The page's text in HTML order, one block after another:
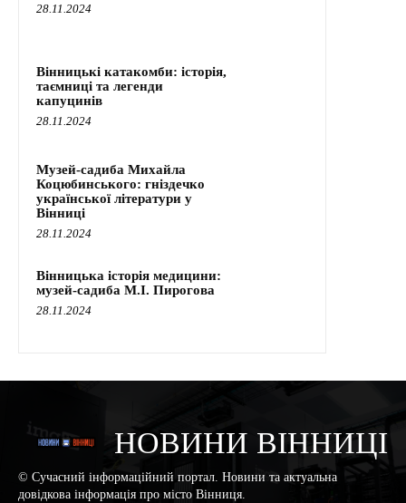
28.11.2024
Вінницькі катакомби: історія,
таємниці та легенди
капуцинів
28.11.2024
Музей-садиба Михайла
Коцюбинського: гніздечко
української літератури у
Вінниці
28.11.2024
Вінницька історія медицини:
музей-садиба М.І. Пирогова
28.11.2024
НОВИНИ ВІННИЦІ
© Сучасний інформаційний портал. Новини та актуальна
довідкова інформація про місто Вінниця.